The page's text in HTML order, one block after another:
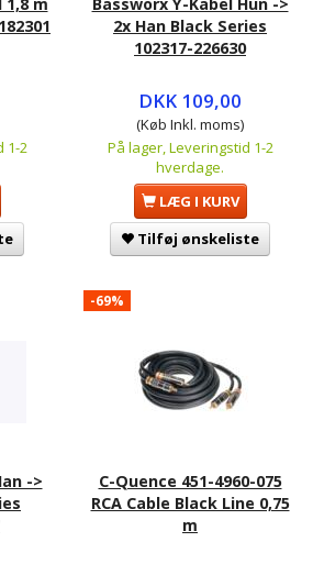
1-2
2x Han Black Series
102317-226630
DKK 109,00
(Køb Inkl. moms)
På lager, Leveringstid 1-2
hverdage.
LÆG I KURV
Tilføj ønskeliste
->
-69%
C-Quence 451-4960-075
RCA Cable Black Line 0,75
m